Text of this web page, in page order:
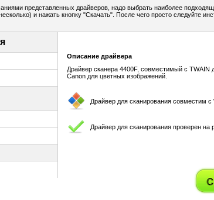
представленных драйверов, надо выбрать наиболее
и нажать кнопку "Скачать". После чего просто следуйте
Описание драйвера
Драйвер сканера 4400F, совместимый с TWAIN
Canon для цветных изображений.
Драйвер для сканирования совместим с
Драйвер для сканирования проверен на